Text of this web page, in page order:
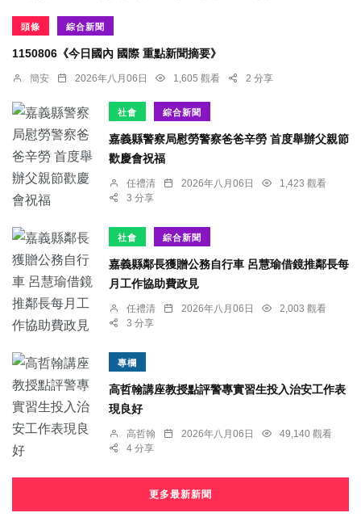
頭條 綜合新聞
1150806《今日國內 國際 重點新聞摘要》
簡安 2026年八月06日 1,605 觀看 2 分享
社會 綜合新聞
嘉義縣警察局慰勞警察爸爸辛勞 首度舉辦父親節
歡慶會祝福
任禮清 2026年八月06日
1,423 觀看
3 分享
社會 綜合新聞
嘉義縣鄰長獲贈公務自行車 呂慧瑜借鏡推鄰長每
月工作協助費政見
任禮清 2026年八月06日
2,003 觀看
3 分享
專欄
高哲翰講座教授點評警專實習生投入治安工作表
現良好
高哲翰 2026年八月06日
49,140 觀看
4 分享
更多最新新聞